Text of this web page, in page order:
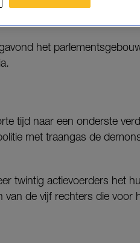
het land.
het
tijd naar een onderste
met traangas de
twintig actievoerders het
de vijf rechters die voor